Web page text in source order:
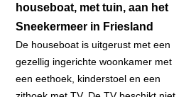
houseboat, met tuin, aan het
Sneekermeer in Friesland
De houseboat is uitgerust met een
gezellig ingerichte woonkamer met
een eethoek, kinderstoel en een